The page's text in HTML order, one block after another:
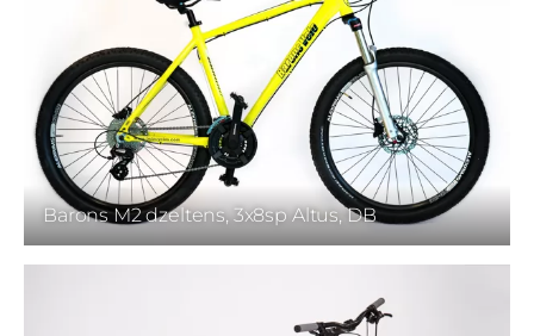
Barons M2 dzeltens, 3x8sp Altus, DB